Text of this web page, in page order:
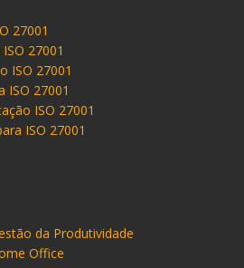
27001
27001
ISO 27001
ISO 27001
ISO 27001
ISO 27001
da Produtividade
Office